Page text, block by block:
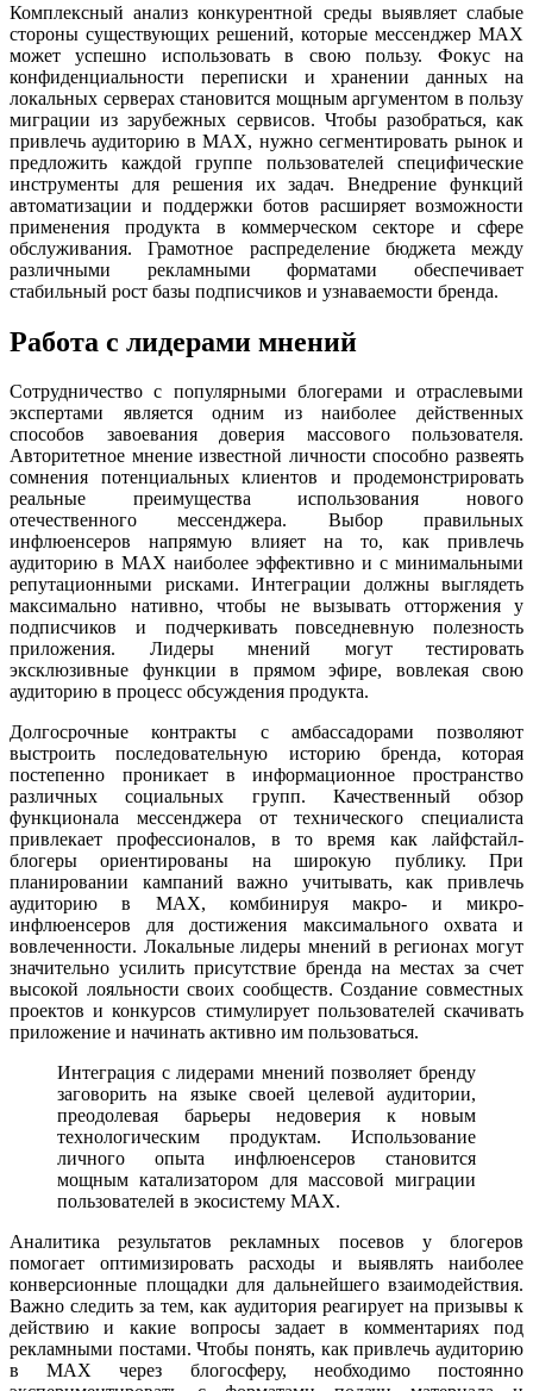
Комплексный анализ конкурентной среды выявляет слабые
стороны существующих решений, которые мессенджер MAX
может успешно использовать в свою пользу. Фокус на
конфиденциальности переписки и хранении данных на
локальных серверах становится мощным аргументом в пользу
миграции из зарубежных сервисов. Чтобы разобраться, как
привлечь аудиторию в MAX, нужно сегментировать рынок и
предложить каждой группе пользователей специфические
инструменты для решения их задач. Внедрение функций
автоматизации и поддержки ботов расширяет возможности
применения продукта в коммерческом секторе и сфере
обслуживания. Грамотное распределение бюджета между
различными рекламными форматами обеспечивает
стабильный рост базы подписчиков и узнаваемости бренда.
Работа с лидерами мнений
Сотрудничество с популярными блогерами и отраслевыми
экспертами является одним из наиболее действенных
способов завоевания доверия массового пользователя.
Авторитетное мнение известной личности способно развеять
сомнения потенциальных клиентов и продемонстрировать
реальные преимущества использования нового
отечественного мессенджера. Выбор правильных
инфлюенсеров напрямую влияет на то, как привлечь
аудиторию в MAX наиболее эффективно и с минимальными
репутационными рисками. Интеграции должны выглядеть
максимально нативно, чтобы не вызывать отторжения у
подписчиков и подчеркивать повседневную полезность
приложения. Лидеры мнений могут тестировать
эксклюзивные функции в прямом эфире, вовлекая свою
аудиторию в процесс обсуждения продукта.
Долгосрочные контракты с амбассадорами позволяют
выстроить последовательную историю бренда, которая
постепенно проникает в информационное пространство
различных социальных групп. Качественный обзор
функционала мессенджера от технического специалиста
привлекает профессионалов, в то время как лайфстайл-
блогеры ориентированы на широкую публику. При
планировании кампаний важно учитывать, как привлечь
аудиторию в MAX, комбинируя макро- и микро-
инфлюенсеров для достижения максимального охвата и
вовлеченности. Локальные лидеры мнений в регионах могут
значительно усилить присутствие бренда на местах за счет
высокой лояльности своих сообществ. Создание совместных
проектов и конкурсов стимулирует пользователей скачивать
приложение и начинать активно им пользоваться.
Интеграция с лидерами мнений позволяет бренду
заговорить на языке своей целевой аудитории,
преодолевая барьеры недоверия к новым
технологическим продуктам. Использование
личного опыта инфлюенсеров становится
мощным катализатором для массовой миграции
пользователей в экосистему MAX.
Аналитика результатов рекламных посевов у блогеров
помогает оптимизировать расходы и выявлять наиболее
конверсионные площадки для дальнейшего взаимодействия.
Важно следить за тем, как аудитория реагирует на призывы к
действию и какие вопросы задает в комментариях под
рекламными постами. Чтобы понять, как привлечь аудиторию
в MAX через блогосферу, необходимо постоянно